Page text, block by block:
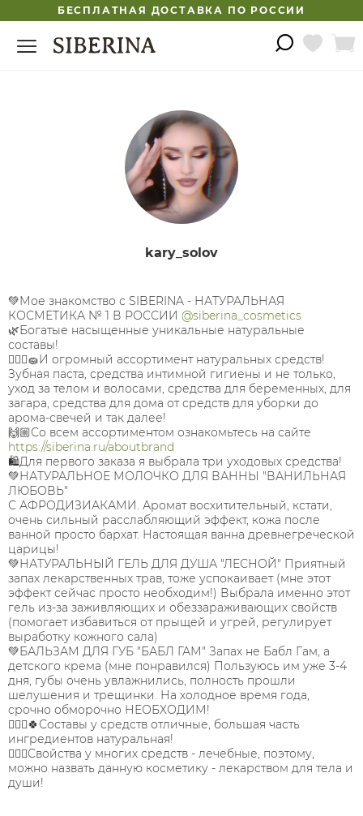
БЕСПЛАТНАЯ ДОСТАВКА ПО РОССИИ
kary_solov
💚Мое знакомство с SIBERINA - НАТУРАЛЬНАЯ
КОСМЕТИКА № 1 В РОССИИ @siberina_cosmetics
🌿Богатые насыщенные уникальные натуральные
составы!
🧖🏻‍♀️🧽И огромный ассортимент натуральных средств!
Зубная паста, средства интимной гигиены и не только,
уход за телом и волосами, средства для беременных, для
загара, средства для дома от средств для уборки до
арома-свечей и так далее!
🙌🏼Со всем ассортиментом ознакомьтесь на сайте
https://siberina.ru/aboutbrand
🛍️Для первого заказа я выбрала три уходовых средства!
💚НАТУРАЛЬНОЕ МОЛОЧКО ДЛЯ ВАННЫ "ВАНИЛЬНАЯ
ЛЮБОВЬ"
С АФРОДИЗИАКАМИ. Аромат восхитительный, кстати,
очень сильный расслабляющий эффект, кожа после
ванной просто бархат. Настоящая ванна древнегреческой
царицы!
💚НАТУРАЛЬНЫЙ ГЕЛЬ ДЛЯ ДУША "ЛЕСНОЙ" Приятный
запах лекарственных трав, тоже успокаивает (мне этот
эффект сейчас просто необходим!) Выбрала именно этот
гель из-за заживляющих и обеззараживающих свойств
(помогает избавиться от прыщей и угрей, регулирует
выработку кожного сала)
💚БАЛЬЗАМ ДЛЯ ГУБ "БАБЛ ГАМ" Запах не Бабл Гам, а
детского крема (мне понравился) Пользуюсь им уже 3-4
дня, губы очень увлажнились, полность прошли
шелушения и трещинки. На холодное время года,
срочно обморочно НЕОБХОДИМ!
💁🏻‍♀️🍀Составы у средств отличные, большая часть
ингредиентов натуральная!
🧚🏼‍♀️Свойства у многих средств - лечебные, поэтому,
можно назвать данную косметику - лекарством для тела и
души!